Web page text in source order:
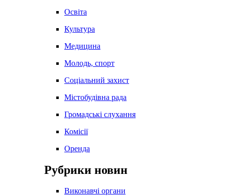
Освіта
Культура
Медицина
Молодь, спорт
Соціальний захист
Містобудівна рада
Громадські слухання
Комісії
Оренда
Рубрики новин
Виконавчі органи